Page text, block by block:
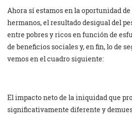
Ahora sí estamos en la oportunidad
hermanos, el resultado desigual del
entre pobres y ricos en función de
de beneficios sociales y, en fin, lo de
vemos en el cuadro siguiente:
El impacto neto de la iniquidad que
significativamente diferente y